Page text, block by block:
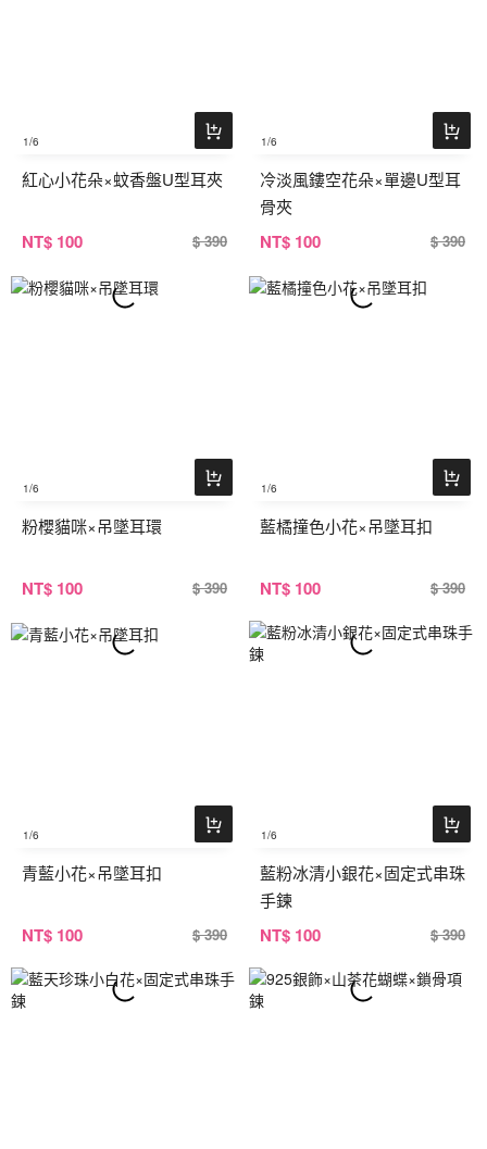
1/6
紅心小花朵×蚊香盤U型耳夾
NT$ 100 $ 390
1/6
冷淡風鏤空花朵×單邊U型耳
骨夾
NT$ 100 $ 390
1/6
粉櫻貓咪×吊墜耳環
NT$ 100 $ 390
1/6
藍橘撞色小花×吊墜耳扣
NT$ 100 $ 390
1/6
青藍小花×吊墜耳扣
NT$ 100 $ 390
1/6
藍粉冰清小銀花×固定式串珠
手鍊
NT$ 100 $ 390